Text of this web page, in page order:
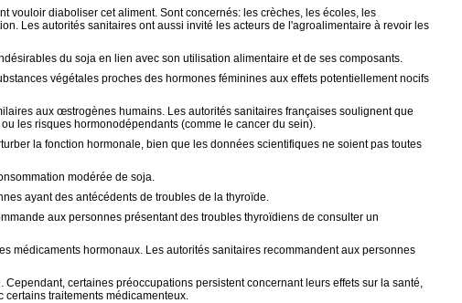
vouloir diaboliser cet aliment. Sont concernés: les crèches, les écoles, les
Les autorités sanitaires ont aussi invité les acteurs de l'agroalimentaire à revoir les
du soja en lien avec son utilisation alimentaire et de ses composants.
végétales proches des hormones féminines aux effets potentiellement nocifs
aux œstrogènes humains. Les autorités sanitaires françaises soulignent que
les risques hormonodépendants (comme le cancer du sein).
la fonction hormonale, bien que les données scientifiques ne soient pas toutes
modérée de soja.
ayant des antécédents de troubles de la thyroïde.
aux personnes présentant des troubles thyroïdiens de consulter un
médicaments hormonaux. Les autorités sanitaires recommandent aux personnes
certaines préoccupations persistent concernant leurs effets sur la santé,
traitements médicamenteux.